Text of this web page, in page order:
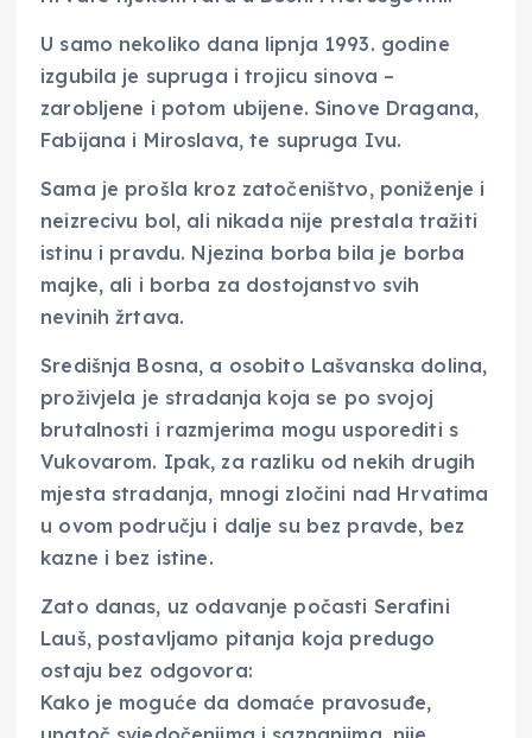
U samo nekoliko dana lipnja 1993. godine
izgubila je supruga i trojicu sinova –
zarobljene i potom ubijene. Sinove Dragana,
Fabijana i Miroslava, te supruga Ivu.
Sama je prošla kroz zatočeništvo, poniženje i
neizrecivu bol, ali nikada nije prestala tražiti
istinu i pravdu. Njezina borba bila je borba
majke, ali i borba za dostojanstvo svih
nevinih žrtava.
Središnja Bosna, a osobito Lašvanska dolina,
proživjela je stradanja koja se po svojoj
brutalnosti i razmjerima mogu usporediti s
Vukovarom. Ipak, za razliku od nekih drugih
mjesta stradanja, mnogi zločini nad Hrvatima
u ovom području i dalje su bez pravde, bez
kazne i bez istine.
Zato danas, uz odavanje počasti Serafini
Lauš, postavljamo pitanja koja predugo
ostaju bez odgovora:
Kako je moguće da domaće pravosuđe,